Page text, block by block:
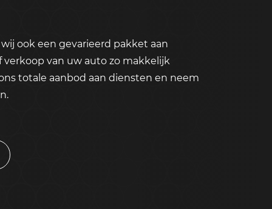
ook een gevarieerd pakket aan
verkoop van uw auto zo makkelijk
totale aanbod aan diensten en neem